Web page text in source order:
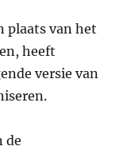
plaats van het
heeft
versie van
de